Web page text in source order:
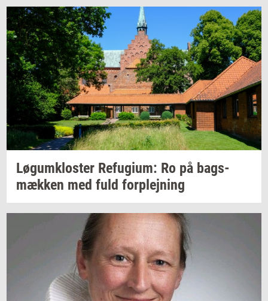
Løgum­klo­ster Re­fu­gi­um: Ro på bags­
mæk­ken med fuld for­plej­ning